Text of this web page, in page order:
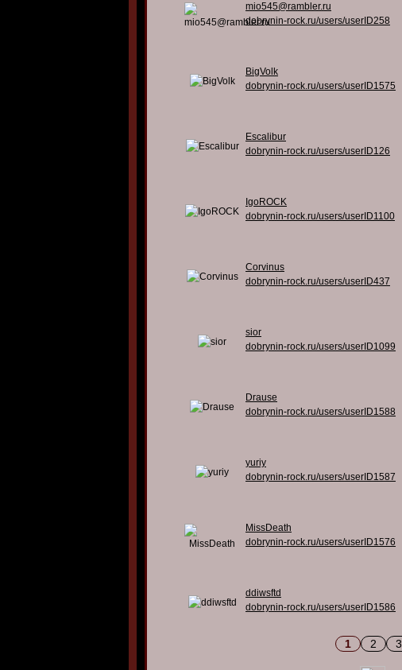
mio545@rambler.ru
dobrynin-rock.ru/users/userID258
BigVolk
dobrynin-rock.ru/users/userID1575
Escalibur
dobrynin-rock.ru/users/userID126
IgoROCK
dobrynin-rock.ru/users/userID1100
Corvinus
dobrynin-rock.ru/users/userID437
sior
dobrynin-rock.ru/users/userID1099
Drause
dobrynin-rock.ru/users/userID1588
yuriy
dobrynin-rock.ru/users/userID1587
MissDeath
dobrynin-rock.ru/users/userID1576
ddiwsftd
dobrynin-rock.ru/users/userID1586
1 2 3